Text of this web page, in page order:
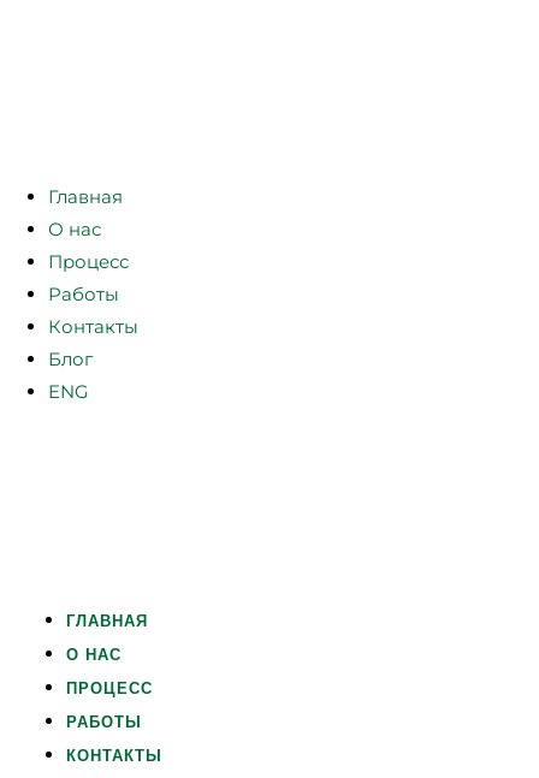
Главная
О нас
Процесс
Работы
Контакты
Блог
ENG
ГЛАВНАЯ
О НАС
ПРОЦЕСС
РАБОТЫ
КОНТАКТЫ